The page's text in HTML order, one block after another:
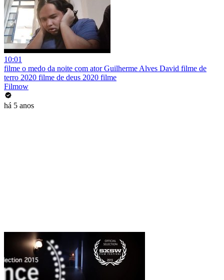
10:01
filme o medo da noite com ator Guilherme Alves David filme de
terro 2020 filme de deus 2020 filme
Filmow
há 5 anos